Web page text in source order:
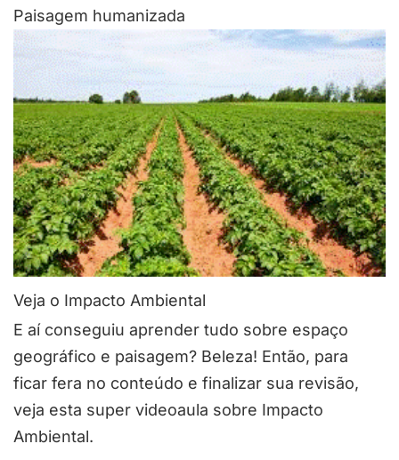
Paisagem humanizada
Veja o Impacto Ambiental
E aí conseguiu aprender tudo sobre espaço
geográfico e paisagem? Beleza! Então, para
ficar fera no conteúdo e finalizar sua revisão,
veja esta super videoaula sobre Impacto
Ambiental.